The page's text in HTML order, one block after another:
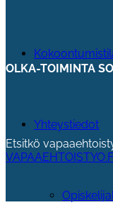
Yhteystiedot
OLKA-TOIMINTA
Etsitkö